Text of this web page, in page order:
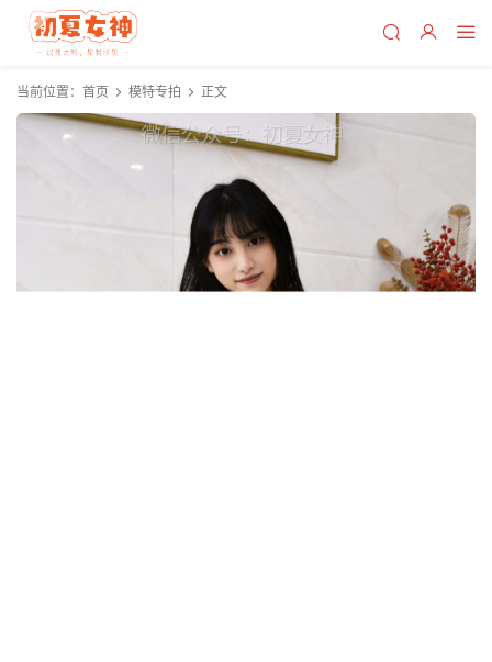
当前位置： 首页 模特专拍 正文